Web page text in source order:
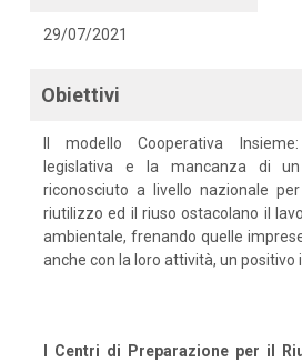
29/07/2021
Obiettivi
Il modello Cooperativa
legislativa e la mancanza di
riconosciuto a livello nazionale
riutilizzo ed il riuso ostacolano il
ambientale, frenando quelle
anche con la loro attività, un positivo
I Centri di Preparazione per il